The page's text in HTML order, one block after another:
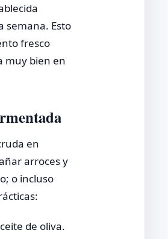
semana. Esto
fresco
muy bien en
en
arroces y
o incluso
de oliva.